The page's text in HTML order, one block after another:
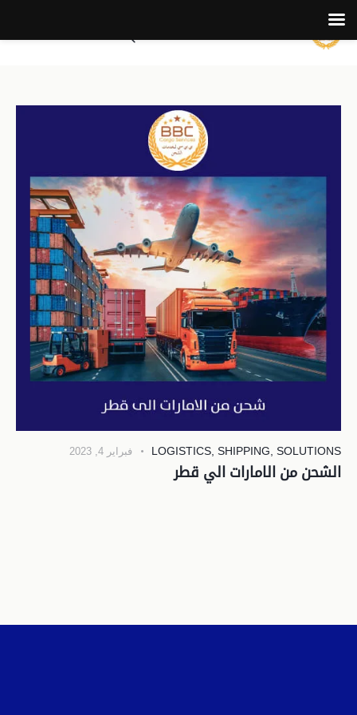
LOGISTICS SHIPPING SOLUTIONS فبراير 4, 2023
الشحن من الامارات الي قطر